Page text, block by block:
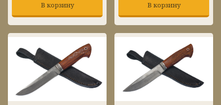
В корзину В корзину